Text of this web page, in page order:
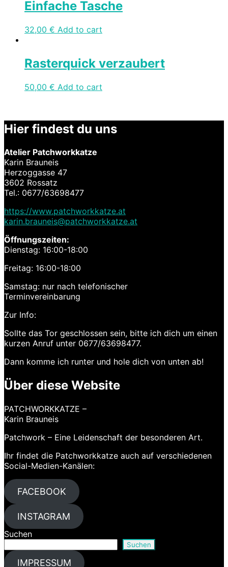
Einfache Tasche
32,00 € Add to cart
Rasterquick verzaubert
50,00 € Add to cart
Hier findest du uns
Atelier Patchworkkatze
Karin Brauneis
Herzoggasse 47
3602 Rossatz
Tel.: 0677/63698477
https://www.patchworkkatze.at
karin.brauneis@patchworkkatze.at
Öffnungszeiten:
Dienstag: 16:00-18:00
Freitag: 16:00-18:00
Samstag: nur nach telefonischer
Terminvereinbarung
Zur Info:
Sollte das Tor geschlossen sein, bitte ich dich um einen
kurzen Anruf unter 0677/63698477.
Dann komme ich runter und hole dich von unten ab!
Über diese Website
PATCHWORKKATZE –
Karin Brauneis
Patchwork – Eine Leidenschaft der besonderen Art.
Ihr findet die Patchworkkatze auch auf verschiedenen
Social-Medien-Kanälen:
FACEBOOK
INSTAGRAM
Suchen
Suchen
IMPRESSUM